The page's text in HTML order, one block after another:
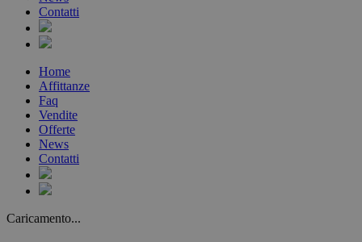
Contatti
Home
Affittanze
Faq
Vendite
Offerte
News
Contatti
Caricamento...